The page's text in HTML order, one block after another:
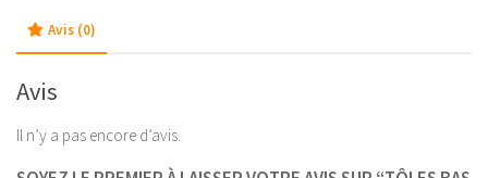
PARE-
BRISE
T25
Avis (0)
Avis
Il n’y a pas encore d’avis.